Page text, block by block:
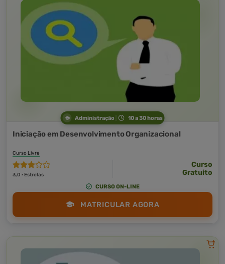
Administração 10 a 30 horas
Iniciação em Desenvolvimento Organizacional
Curso Livre
3,0 · Estrelas
Curso
Gratuito
CURSO ON-LINE
MATRICULAR AGORA